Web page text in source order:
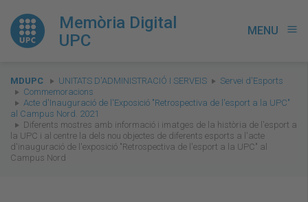
Memòria Digital
UPC
MENU menu
You
are
here:
MDUPC UNITATS D'ADMINISTRACIÓ I SERVEIS
Servei d'Esports
Commemoracions
Acte d'Inauguració de l'Exposició "Retrospectiva de l'esport a la UPC"
al Campus Nord. 2021
Diferents mostres amb informació i imatges de la història de l'esport a
la UPC i al centre la dels nou objectes de diferents esports a l'acte
d'inauguració de l'exposició "Retrospectiva de l'esport a la UPC" al
Campus Nord